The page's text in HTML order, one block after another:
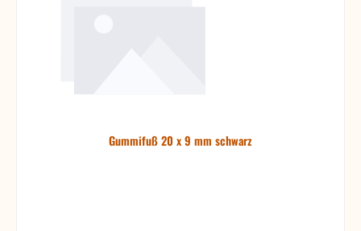
Gummifuß 20 x 9 mm schwarz